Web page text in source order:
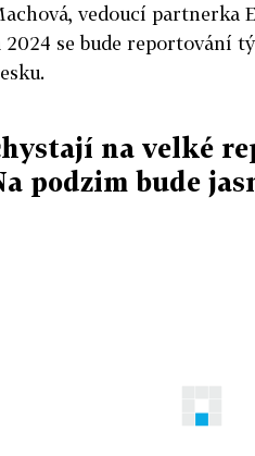
vedoucí partnerka
2024 se bude reportování
na velké
podzim bude